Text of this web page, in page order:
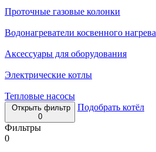
Проточные газовые колонки
Водонагреватели косвенного нагрева
Аксессуары для оборудования
Электрические котлы
Тепловые насосы
Открыть фильтр
0
Подобрать котёл
Фильтры
0